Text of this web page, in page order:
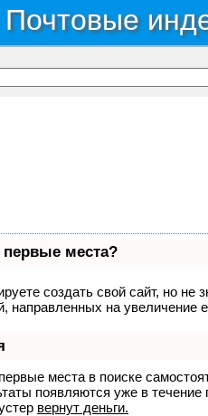
первые места?
создать свой сайт, но не
направленных на увеличение
места в поиске
появляются уже в
вернут деньги.